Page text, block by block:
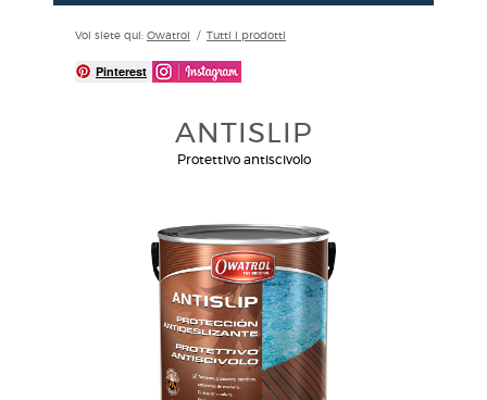
Voi siete qui: Owatrol / Tutti i prodotti
Pinterest
ANTISLIP
Protettivo antiscivolo